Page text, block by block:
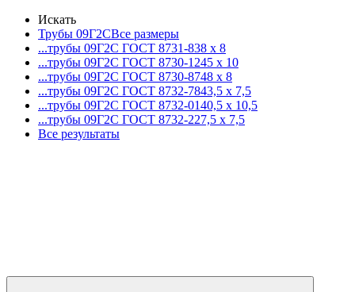
Искать
Трубы 09Г2СВсе размеры
...трубы 09Г2С ГОСТ 8731-838 x 8
...трубы 09Г2С ГОСТ 8730-1245 x 10
...трубы 09Г2С ГОСТ 8730-8748 x 8
...трубы 09Г2С ГОСТ 8732-7843,5 x 7,5
...трубы 09Г2С ГОСТ 8732-0140,5 x 10,5
...трубы 09Г2С ГОСТ 8732-227,5 x 7,5
Все результаты